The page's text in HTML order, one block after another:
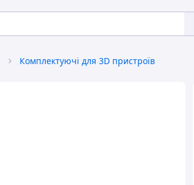
Комплектуючі для 3D пристроїв